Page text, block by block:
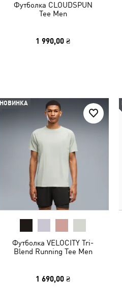
Футболка CLOUDSPUN
Tee Men
1 990,00 ₴
НОВИНКА
Футболка VELOCITY Tri-
Blend Running Tee Men
1 690,00 ₴